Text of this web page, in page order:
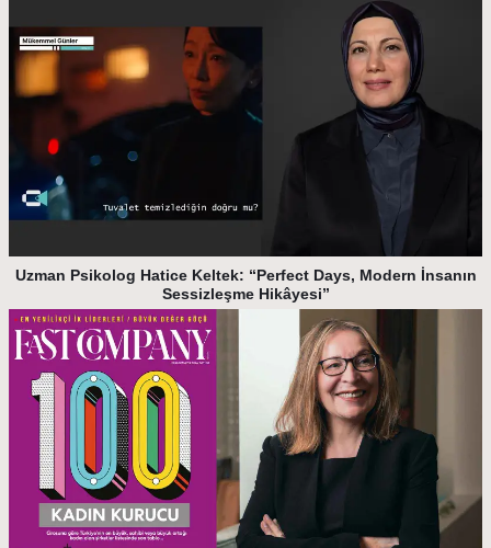
Uzman Psikolog Hatice Keltek: “Perfect Days, Modern İnsanın
Sessizleşme Hikâyesi”